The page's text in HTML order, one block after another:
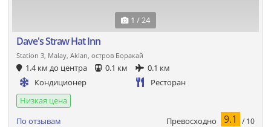
1 / 24
Dave's Straw Hat Inn
Station 3, Malay, Aklan, остров Боракай
1.4 км до центра 0.1 км
0.1 км
Кондиционер
Ресторан
Низкая цена
По отзывам
Превосходно 9.1 / 10